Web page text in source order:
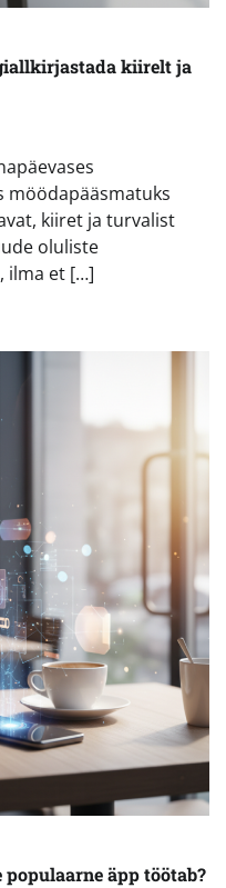
kiirelt ja
möödapääsmatuks
kiiret ja turvalist
oluliste
ilma et […]
äpp töötab?